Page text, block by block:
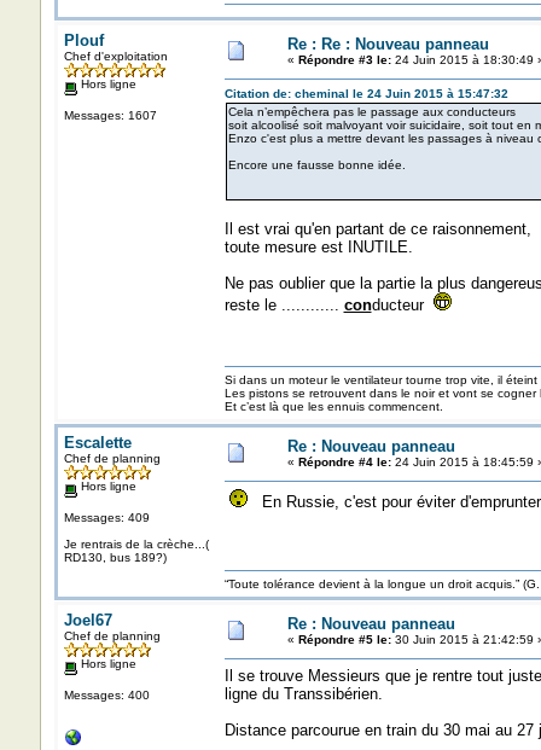
Plouf
Chef d'exploitation
Hors ligne
Messages: 1607
Re : Re : Nouveau panneau
« Répondre #3 le:24 Juin 2015 à 18:30:49
Citation de: cheminal le 24 Juin 2015 à 15:47:32
Cela n’empêchera pas le passage aux conducteurs
soit alcoolisé soit malvoyant voir suicidaire, soit tout en
Enzo c'est plus a mettre devant les passages à niveau
Encore une fausse bonne idée.
Il est vrai qu'en partant de ce raisonnement,
toute mesure est INUTILE.
Ne pas oublier que la partie la plus
reste le ............ conducteur
Si dans un moteur le ventilateur tourne trop vite, il éteint
Les pistons se retrouvent dans le noir et vont se
Et c’est là que les ennuis commencent.
Escalette
Chef de planning
Hors ligne
Messages: 409
Je rentrais de la crèche...(
RD130, bus 189?)
Re : Nouveau panneau
« Répondre #4 le:24 Juin 2015 à 18:45:59
En Russie, c'est pour éviter
“Toute tolérance devient à la longue un droit acquis.”
Joel67
Chef de planning
Hors ligne
Messages: 400
Re : Nouveau panneau
« Répondre #5 le:30 Juin 2015 à 21:42:59
Il se trouve Messieurs que je rentre tout
ligne du Transsibérien.
Distance parcourue en train du 30 mai au